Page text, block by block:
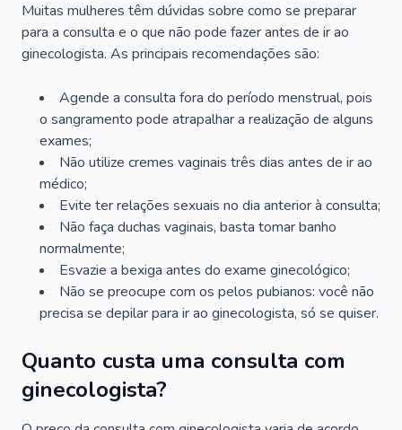
Muitas mulheres têm dúvidas sobre como se preparar
para a consulta e o que não pode fazer antes de ir ao
ginecologista. As principais recomendações são:
Agende a consulta fora do período menstrual, pois
o sangramento pode atrapalhar a realização de alguns
exames;
Não utilize cremes vaginais três dias antes de ir ao
médico;
Evite ter relações sexuais no dia anterior à consulta;
Não faça duchas vaginais, basta tomar banho
normalmente;
Esvazie a bexiga antes do exame ginecológico;
Não se preocupe com os pelos pubianos: você não
precisa se depilar para ir ao ginecologista, só se quiser.
Quanto custa uma consulta com
ginecologista?